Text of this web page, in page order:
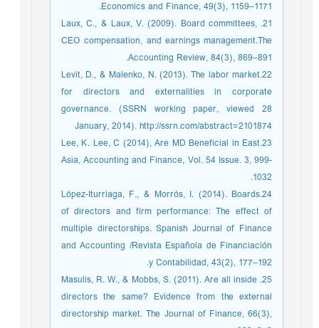
Economics and Finance, 49(3), 1159–1171.
21. Laux, C., & Laux, V. (2009). Board committees,
CEO compensation, and earnings management.The
Accounting Review, 84(3), 869–891.
22.Levit, D., & Malenko, N. (2013). The labor market
for directors and externalities in corporate
governance. (SSRN working paper, viewed 28
January, 2014). http://ssrn.com/abstract=2101874
23.Lee, K. Lee, C (2014), Are MD Beneficial in East
Asia, Accounting and Finance, Vol. 54 Issue. 3, 999-
1032.
24.López-Iturriaga, F., & Morrós, I. (2014). Boards
of directors and firm performance: The effect of
multiple directorships. Spanish Journal of Finance
and Accounting /Revista Española de Financiación
y Contabilidad, 43(2), 177–192.
25. Masulis, R. W., & Mobbs, S. (2011). Are all inside
directors the same? Evidence from the external
directorship market. The Journal of Finance, 66(3),